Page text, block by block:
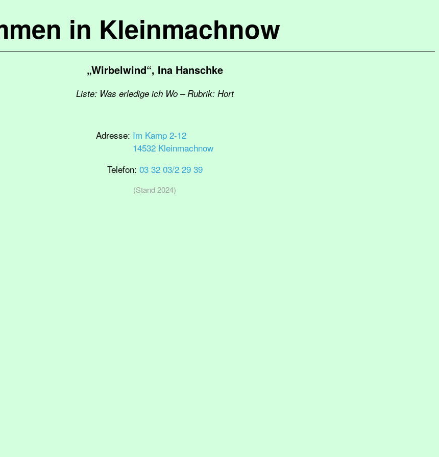
in Kleinmachnow
„Wirbelwind“, Ina Hanschke
Liste: Was erledige ich Wo – Rubrik: Hort
Adresse: Im Kamp 2-12
14532 Kleinmachnow
Telefon: 03 32 03/2 29 39
(Stand 2024)